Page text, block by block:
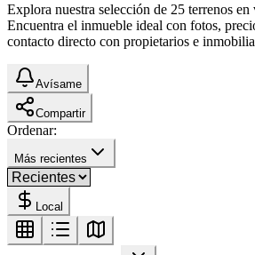
Explora nuestra selección de 25 terrenos
Encuentra el inmueble ideal con fotos,
contacto directo con propietarios e
Avísame
Compartir
Ordenar:
Más recientes
Local